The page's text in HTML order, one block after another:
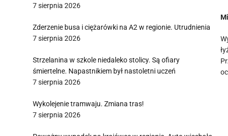
7 sierpnia 2026
Zderzenie busa i ciężarówki na A2 w regionie. Utrudnienia
7 sierpnia 2026
Strzelanina w szkole niedaleko stolicy. Są ofiary
śmiertelne. Napastnikiem był nastoletni uczeń
7 sierpnia 2026
Wykolejenie tramwaju. Zmiana tras!
7 sierpnia 2026